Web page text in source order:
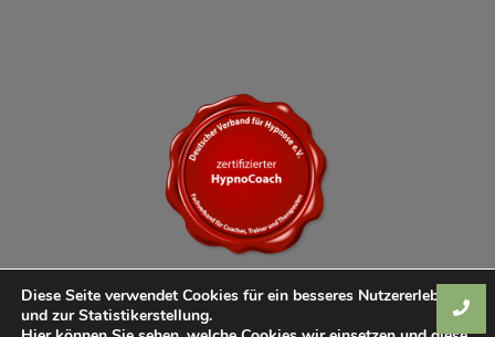
Diese Seite verwendet Cookies für ein besseres Nutzererlebnis
und zur Statistikerstellung.